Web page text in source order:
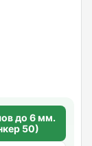
до 6 мм.
50)